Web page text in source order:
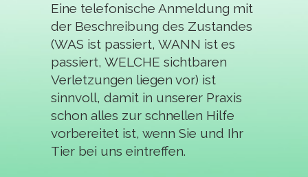
Eine telefonische Anmeldung mit
der Beschreibung des Zustandes
(WAS ist passiert, WANN ist es
passiert, WELCHE sichtbaren
Verletzungen liegen vor) ist
sinnvoll, damit in unserer Praxis
schon alles zur schnellen Hilfe
vorbereitet ist, wenn Sie und Ihr
Tier bei uns eintreffen.